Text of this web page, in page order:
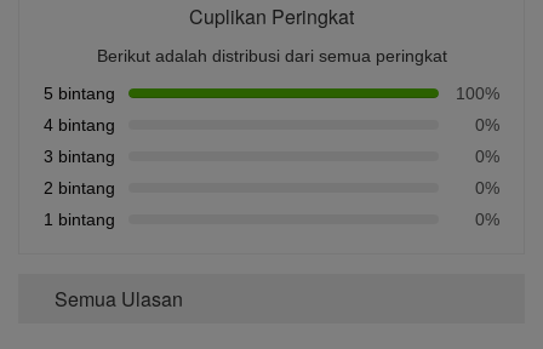
Cuplikan Peringkat
Berikut adalah distribusi dari semua peringkat
5 bintang
100%
4 bintang
0%
3 bintang
0%
2 bintang
0%
1 bintang
0%
Semua Ulasan